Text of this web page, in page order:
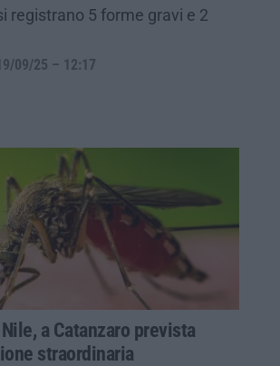
registrano 5 forme gravi e 2
09/25 – 12:17
a Catanzaro prevista
straordinaria